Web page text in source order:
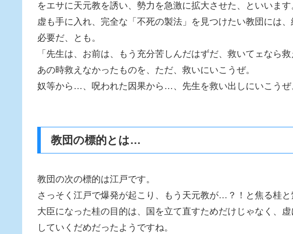
をエサに天元教を誘い、勢力を急激に拡大させた、といいます
虚も手に入れ、完全な「不死の製法」を見つけたい教団には
必要だ、とも。
「先生は、お前は、もう充分苦しんだはずだ、救いてェなら
あの時救えなかったものを、ただ、救いにいこうぜ。
奴等から…、呪われた因果から…、先生を救い出しにいこうぜ
教団の標的とは…
教団の次の標的は江戸です。
さっそく江戸で爆発が起こり、もう天元教が…？！と焦る桂と
大臣になった桂の目的は、国を立て直すためだけじゃなく、
していくだめだったようですね。